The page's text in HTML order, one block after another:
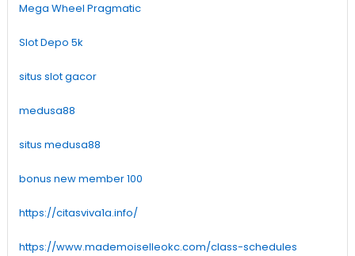
Mega Wheel Pragmatic
Slot Depo 5k
situs slot gacor
medusa88
situs medusa88
bonus new member 100
https://citasviva1a.info/
https://www.mademoiselleokc.com/class-schedules